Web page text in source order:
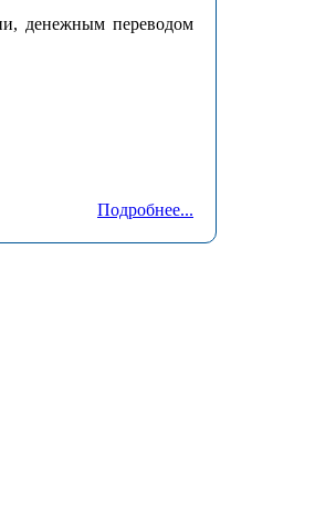
денежным переводом
Подробнее...